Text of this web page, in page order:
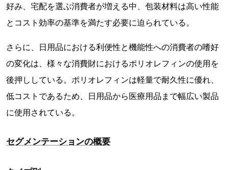
好み、宅配を選ぶ消費者が増える中、包装材料は高い性能
とコスト効率の基準を満たす必要に迫られている。
さらに、日用品における利便性と機能性への消費者の嗜好
の変化は、様々な消費財におけるポリオレフィンの使用を
後押ししている。ポリオレフィンは軽量で耐久性に優れ、
低コストであるため、日用品から医療用品まで幅広い製品
に使用されている。
セグメンテーションの概要